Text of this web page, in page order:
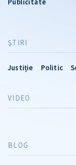
ŞTIRI
Justiție Politic
VIDEO
BLOG